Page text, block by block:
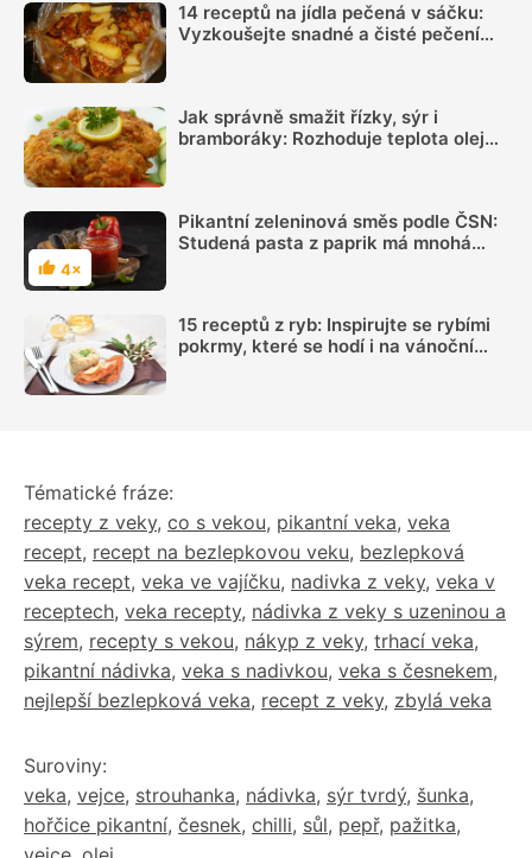
14 receptů na jídla pečená v sáčku:
Vyzkoušejte snadné a čisté pečení
Jak správně smažit řízky, sýr i
bramboráky: Rozhoduje teplota oleje,
Hodnocení
4×
Pikantní zeleninová směs podle ČSN:
Studená pasta z paprik má mnohá
15 receptů z ryb: Inspirujte se rybími
pokrmy, které se hodí i na vánoční
Tématické fráze:
recepty z veky, co s vekou, pikantní veka, veka
recept, recept na bezlepkovou veku, bezlepková
veka recept, veka ve vajíčku, nadivka z veky, veka v
receptech, veka recepty, nádivka z veky s uzeninou a
sýrem, recepty s vekou, nákyp z veky, trhací veka,
pikantní nádivka, veka s nadivkou, veka s česnekem,
nejlepší bezlepková veka, recept z veky, zbylá veka
Suroviny:
veka, vejce, strouhanka, nádivka, sýr tvrdý, šunka,
hořčice pikantní, česnek, chilli, sůl, pepř, pažitka,